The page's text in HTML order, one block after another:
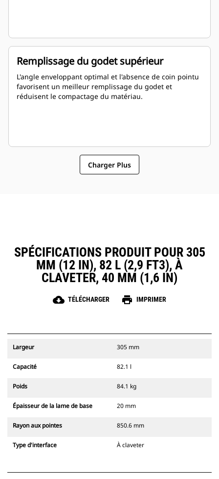
Remplissage du godet supérieur
L'angle enveloppant optimal et l'absence de coin pointu
favorisent un meilleur remplissage du godet et
réduisent le compactage du matériau.
Charger Plus
SPÉCIFICATIONS PRODUIT POUR 305
MM (12 IN), 82 L (2,9 FT3), À
CLAVETER, 40 MM (1,6 IN)
cloud_download TÉLÉCHARGER print IMPRIMER
Largeur 305 mm
Capacité 82.1 l
Poids 84.1 kg
Épaisseur de la lame de base 20 mm
Rayon aux pointes 850.6 mm
Type d'interface À claveter